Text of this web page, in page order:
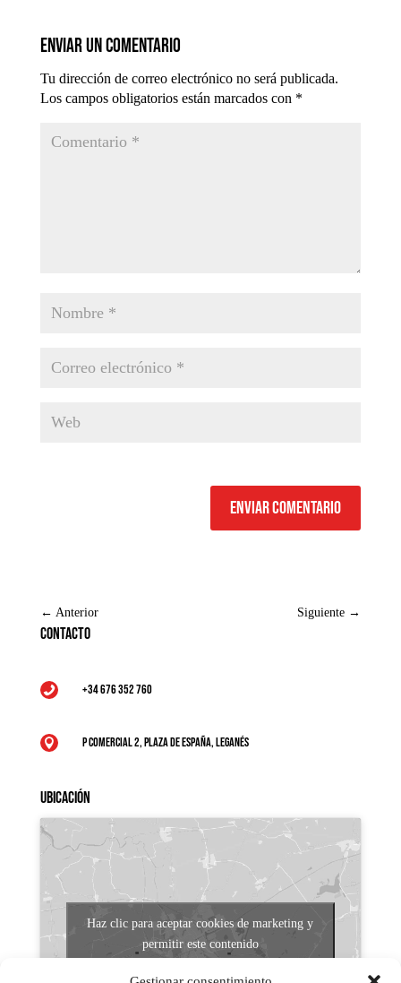
Enviar un comentario
Tu dirección de correo electrónico no será publicada.
Los campos obligatorios están marcados con *
Enviar comentario
← Anterior Siguiente →
Contacto
 +34 676 352 760
 P Comercial 2, Plaza de España, Leganés
Ubicación
Haz clic para aceptar cookies de marketing y
permitir este contenido